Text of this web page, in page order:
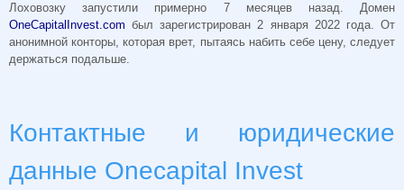
Лоховозку запустили примерно 7 месяцев назад. Домен
OneCapitalInvest.com был зарегистрирован 2 января 2022 года. От
анонимной конторы, которая врет, пытаясь набить себе цену, следует
держаться подальше.
Контактные и юридические
данные Onecapital Invest